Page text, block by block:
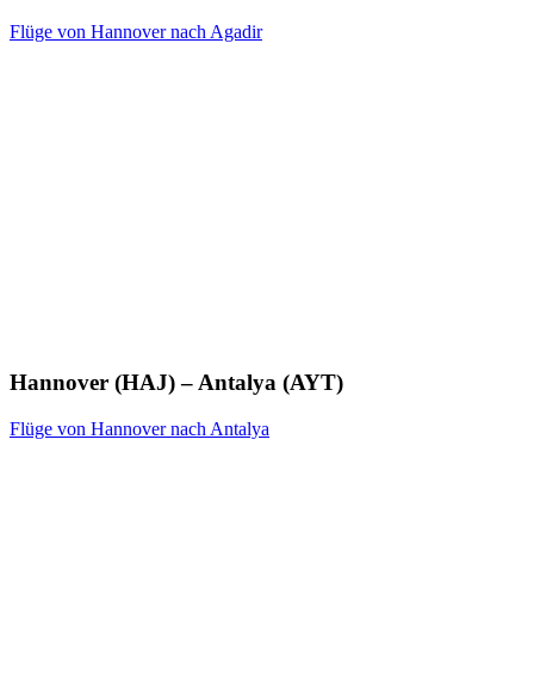
Flüge von Hannover nach Agadir
Hannover (HAJ) – Antalya (AYT)
Flüge von Hannover nach Antalya